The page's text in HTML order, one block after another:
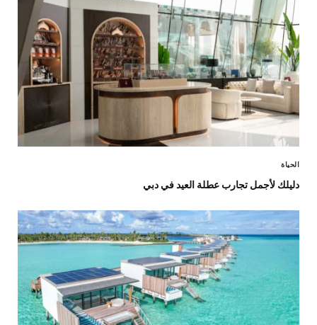
الحياة
دليلك لأجمل تجارب عطلة العيد في دبي